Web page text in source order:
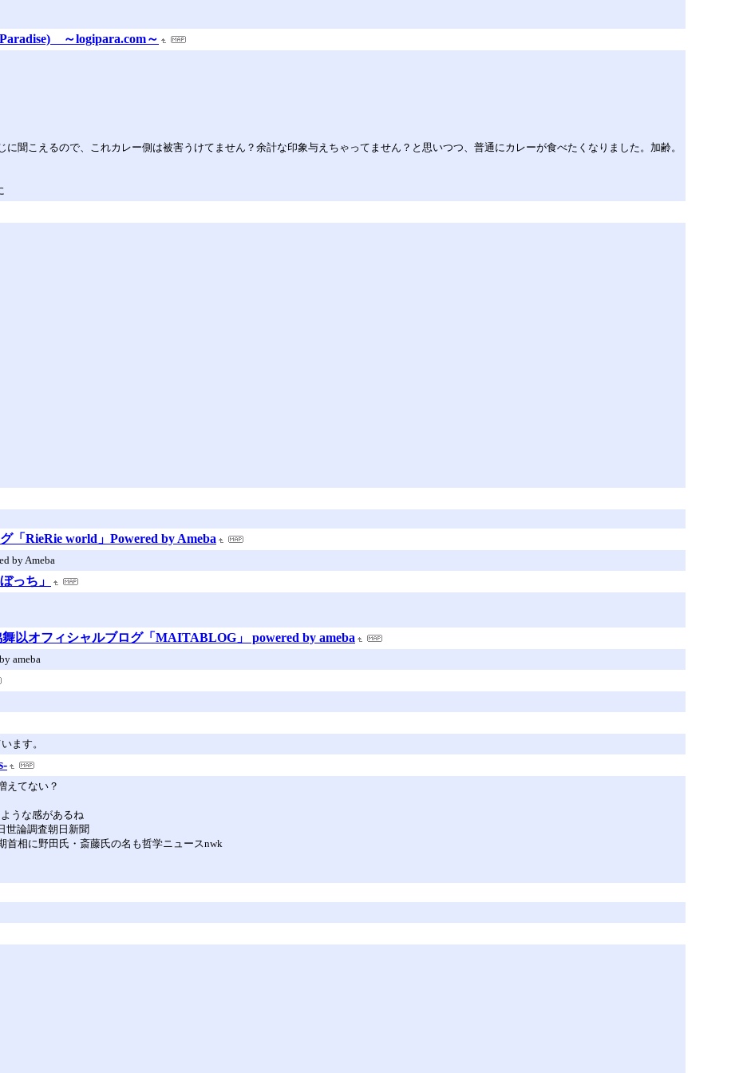
～logipara.com～
聞こえるので、これカレー側は被害うけてません？余計な印象与えちゃってません？と思いつつ、普通にカレーが食べたくなりました。加齢。
「RieRie world」Powered by Ameba
by Ameba
っち」
以オフィシャルブログ「MAITABLOG」 powered by ameba
ameba
ます。
えてない？
うな感があるね
世論調査朝日新聞
相に野田氏・斎藤氏の名も哲学ニュースnwk